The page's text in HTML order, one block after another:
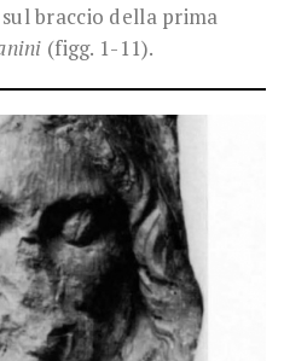
braccio della prima
(figg. 1-11).